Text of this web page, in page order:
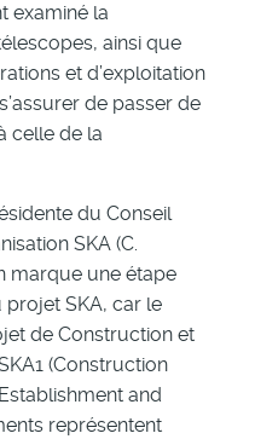
examiné la
ainsi que
et d’exploitation
de passer de
celle de la
du Conseil
SKA (C.
marque une étape
projet SKA, car le
de Construction et
(Construction
and
représentent